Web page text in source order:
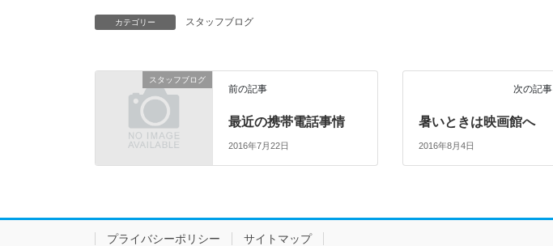
カテゴリー スタッフブログ
スタッフブログ
前の記事
最近の携帯電話事情
2016年7月22日
次の記事
暑いときは映画館へ
2016年8月4日
プライバシーポリシー サイトマップ